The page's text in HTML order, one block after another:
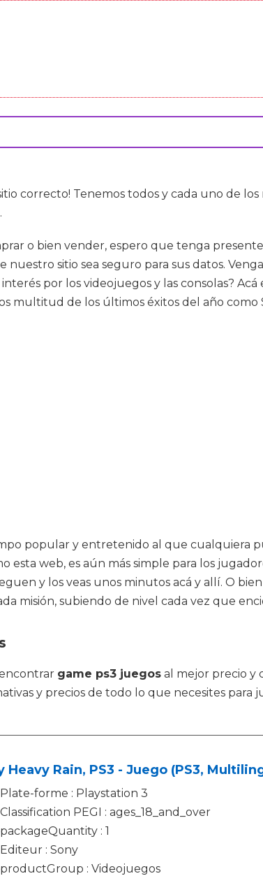
correcto! Tenemos todos y cada uno de los
o bien vender, espero que tenga
sitio sea seguro para sus datos.
por los videojuegos y las consolas?
multitud de los últimos éxitos del año
popular y entretenido al que cualquiera
web, es aún más simple para los
y los veas unos minutos acá y allí. O
misión, subiendo de nivel cada vez que
game ps3 juegos al mejor precio y
y precios de todo lo que necesites
Heavy Rain, PS3 - Juego (PS3,
Plate-forme : Playstation 3
Classification PEGI : ages_18_and_over
packageQuantity : 1
Editeur : Sony
productGroup : Videojuegos